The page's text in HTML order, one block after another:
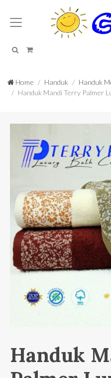
SearchCart
Home Handuk
Handuk
Handuk Mandi Terry Palmer
Handuk